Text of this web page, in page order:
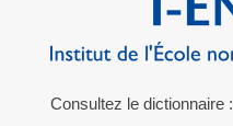
Consultez le dictionnaire :